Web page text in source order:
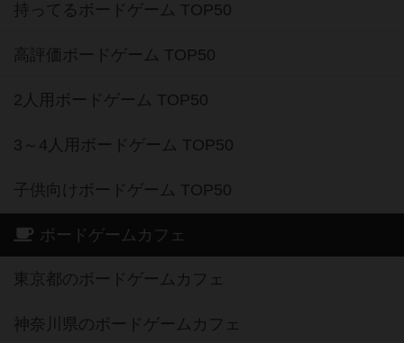
持ってるボードゲーム TOP50
高評価ボードゲーム TOP50
2人用ボードゲーム TOP50
3～4人用ボードゲーム TOP50
子供向けボードゲーム TOP50
ボードゲームカフェ
東京都のボードゲームカフェ
神奈川県のボードゲームカフェ